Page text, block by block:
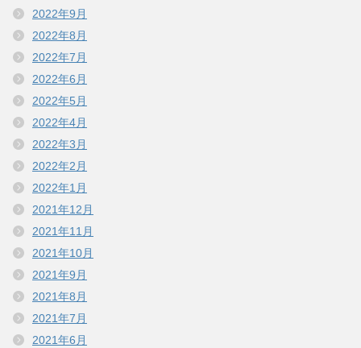
2022年9月
2022年8月
2022年7月
2022年6月
2022年5月
2022年4月
2022年3月
2022年2月
2022年1月
2021年12月
2021年11月
2021年10月
2021年9月
2021年8月
2021年7月
2021年6月